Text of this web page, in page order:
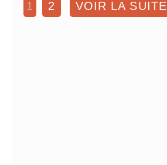
1 2 VOIR LA SUITE